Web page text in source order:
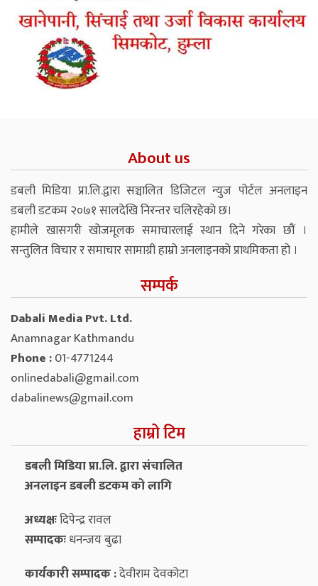
About us
डबली मिडिया प्रा.लि.द्वारा सञ्चालित डिजिटल न्युज पोर्टल अनलाइन
डबली डटकम २०७१ सालदेखि निरन्तर चलिरहेको छ।
हामीले खासगरी खोजमूलक समाचारलाई स्थान दिने गरेका छौं ।
सन्तुलित विचार र समाचार सामाग्री हाम्रो अनलाइनको प्राथमिकता हो ।
सम्पर्क
Dabali Media Pvt. Ltd.
Anamnagar Kathmandu
Phone :01-4771244
onlinedabali@gmail.com
dabalinews@gmail.com
हाम्रो टिम
डबली मिडिया प्रा.लि. द्वारा संचालित
अनलाइन डबली डटकम को लागि
अध्यक्षःदिपेन्द्र रावल
सम्पादकःधनन्‍जय बुढा
कार्यकारी सम्पादक :देवीराम देवकोटा